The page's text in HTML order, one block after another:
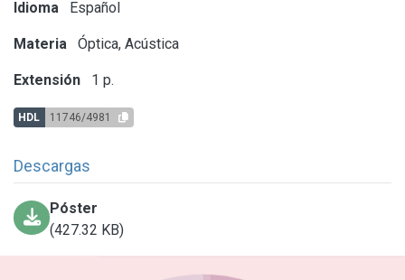
Idioma Español
Materia Óptica, Acústica
Extensión 1 p.
HDL 11746/4981
Descargas
Póster
(427.32 KB)